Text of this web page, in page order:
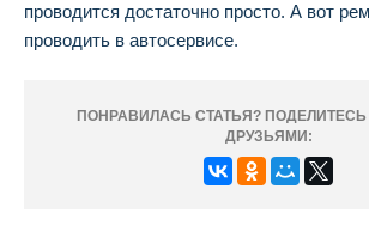
проводится достаточно просто. А вот
проводить в автосервисе.
ПОНРАВИЛАСЬ СТАТЬЯ?
ДРУЗЬЯМИ: